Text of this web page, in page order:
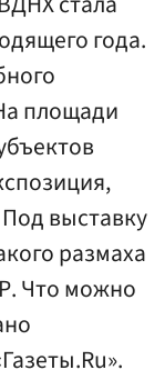
года.
площади
выставку
размаха
Что можно